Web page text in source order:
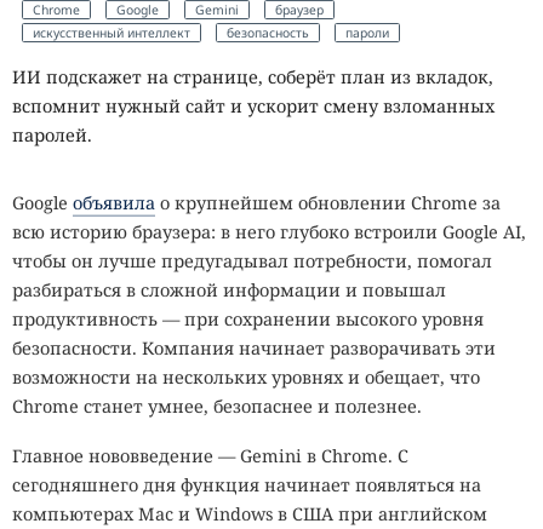
Chrome Google Gemini
браузер
искусственный интеллект
безопасность пароли
ИИ подскажет на странице, соберёт план из вкладок,
вспомнит нужный сайт и ускорит смену взломанных
паролей.
Google объявила о крупнейшем обновлении Chrome за
всю историю браузера: в него глубоко встроили Google AI,
чтобы он лучше предугадывал потребности, помогал
разбираться в сложной информации и повышал
продуктивность — при сохранении высокого уровня
безопасности. Компания начинает разворачивать эти
возможности на нескольких уровнях и обещает, что
Chrome станет умнее, безопаснее и полезнее.
Главное нововведение — Gemini в Chrome. С
сегодняшнего дня функция начинает появляться на
компьютерах Mac и Windows в США при английском